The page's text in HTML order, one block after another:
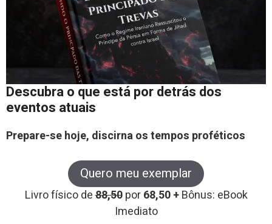
Descubra o que está por detrás dos
eventos atuais
Prepare-se hoje, discirna os tempos proféticos
Quero meu exemplar
Livro físico de88,50 por68,50 +Bônus: eBook
Imediato